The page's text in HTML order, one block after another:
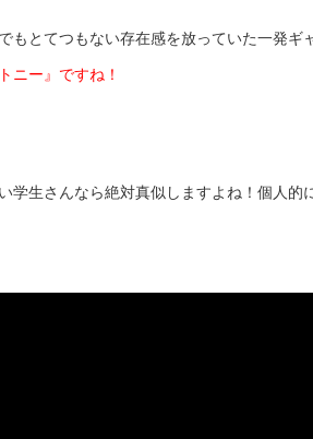
もとてつもない存在感を放っていた一発ギ
ニー』ですね！
学生さんなら絶対真似しますよね！個人的